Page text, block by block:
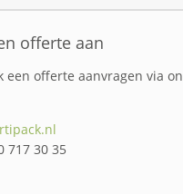
offerte aan
een offerte aanvragen via
717 30 35